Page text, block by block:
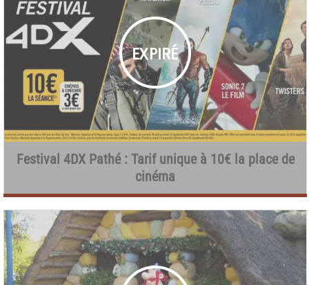
Festival 4DX Pathé : Tarif unique à 10€ la place de
cinéma